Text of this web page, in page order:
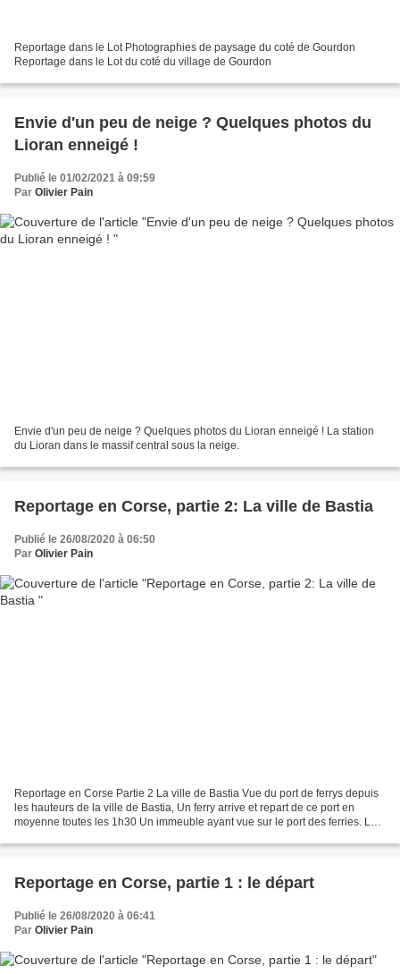
Reportage dans le Lot Photographies de paysage du coté de Gourdon
Reportage dans le Lot du coté du village de Gourdon
Envie d'un peu de neige ? Quelques photos du
Lioran enneigé !
Publié le 01/02/2021 à 09:59
Par Olivier Pain
Envie d'un peu de neige ? Quelques photos du Lioran enneigé ! La station
du Lioran dans le massif central sous la neige.
Reportage en Corse, partie 2: La ville de Bastia
Publié le 26/08/2020 à 06:50
Par Olivier Pain
Reportage en Corse Partie 2 La ville de Bastia Vue du port de ferrys depuis
les hauteurs de la ville de Bastia, Un ferry arrive et repart de ce port en
moyenne toutes les 1h30 Un immeuble ayant vue sur le port des ferries. La
Reportage en Corse, partie 1 : le départ
Publié le 26/08/2020 à 06:41
Par Olivier Pain